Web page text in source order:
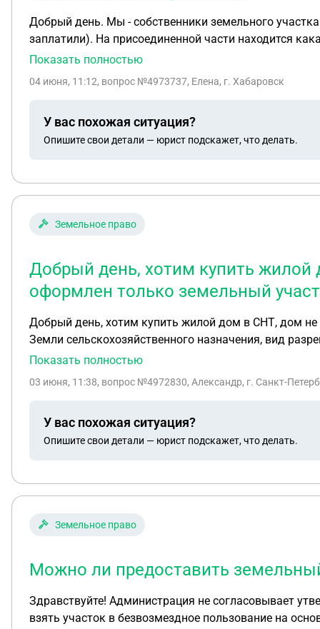
Добрый день. Мы - собственники земельного
заплатили). На присоединенной части находится
покупали у города, никаких сооружений на присоединенном
знали, пока мы не обратились), убирать ни в коем
ли мы требовать демонтаж и уборку этой системы с
Показать полностью
04 июня, 11:12, вопрос №4973737, Елена, г. Хабаровск
У вас похожая ситуация?
Опишите свои детали — юрист подскажет, что делать.
Земельное право
Добрый день, хотим купить жилой
оформлен только земельный
Добрый день, хотим купить жилой дом в СНТ, дом не
Земли сельскохозяйственного назначения, вид
огороднической деятельности. Собственник участка, строительство дома и регистрацию не оформлял. Вопрос следующий: не возникнут ли в дальнейшим
Показать полностью
03 июня, 11:38, вопрос №4972830, Александр, г. Санкт-
У вас похожая ситуация?
Опишите свои детали — юрист подскажет, что делать.
Земельное право
Можно ли предоставить
Здравствуйте! Администрация не согласовывает
взять участок в безвозмездное пользование на